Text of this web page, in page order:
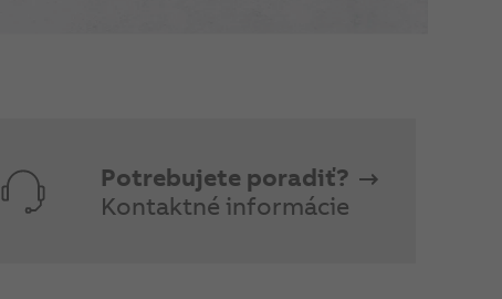
Potrebujete poradiť?
Kontaktné informácie